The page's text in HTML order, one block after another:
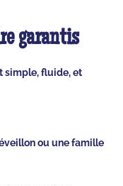
garantis
simple, fluide, et
ou une famille